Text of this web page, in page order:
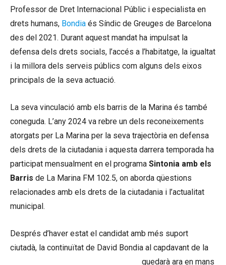
Professor de Dret Internacional Públic i especialista en
drets humans, Bondia és Síndic de Greuges de Barcelona
des del 2021. Durant aquest mandat ha impulsat la
defensa dels drets socials, l’accés a l’habitatge, la igualtat
i la millora dels serveis públics com alguns dels eixos
principals de la seva actuació.
La seva vinculació amb els barris de la Marina és també
coneguda. L’any 2024 va rebre un dels reconeixements
atorgats per La Marina per la seva trajectòria en defensa
dels drets de la ciutadania i aquesta darrera temporada ha
participat mensualment en el programa Sintonia amb els
Barris de La Marina FM 102.5, on aborda qüestions
relacionades amb els drets de la ciutadania i l’actualitat
municipal.
Després d’haver estat el candidat amb més suport
ciutadà, la continuïtat de David Bondia al capdavant de la
quedarà ara en mans